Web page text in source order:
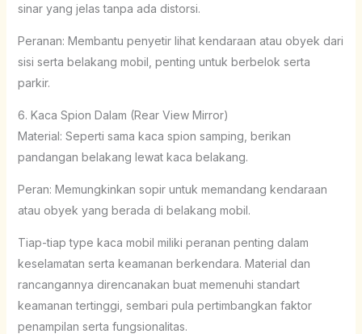
sinar yang jelas tanpa ada distorsi.
Peranan: Membantu penyetir lihat kendaraan atau obyek dari
sisi serta belakang mobil, penting untuk berbelok serta
parkir.
6. Kaca Spion Dalam (Rear View Mirror)
Material: Seperti sama kaca spion samping, berikan
pandangan belakang lewat kaca belakang.
Peran: Memungkinkan sopir untuk memandang kendaraan
atau obyek yang berada di belakang mobil.
Tiap-tiap type kaca mobil miliki peranan penting dalam
keselamatan serta keamanan berkendara. Material dan
rancangannya direncanakan buat memenuhi standart
keamanan tertinggi, sembari pula pertimbangkan faktor
penampilan serta fungsionalitas.